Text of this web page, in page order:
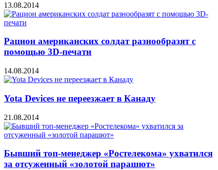
13.08.2014
Рацион американских солдат разнообразят с
помощью 3D-печати
14.08.2014
Yota Devices не переезжает в Канаду
21.08.2014
Бывший топ-менеджер «Ростелекома» ухватился
за отсуженный «золотой парашют»